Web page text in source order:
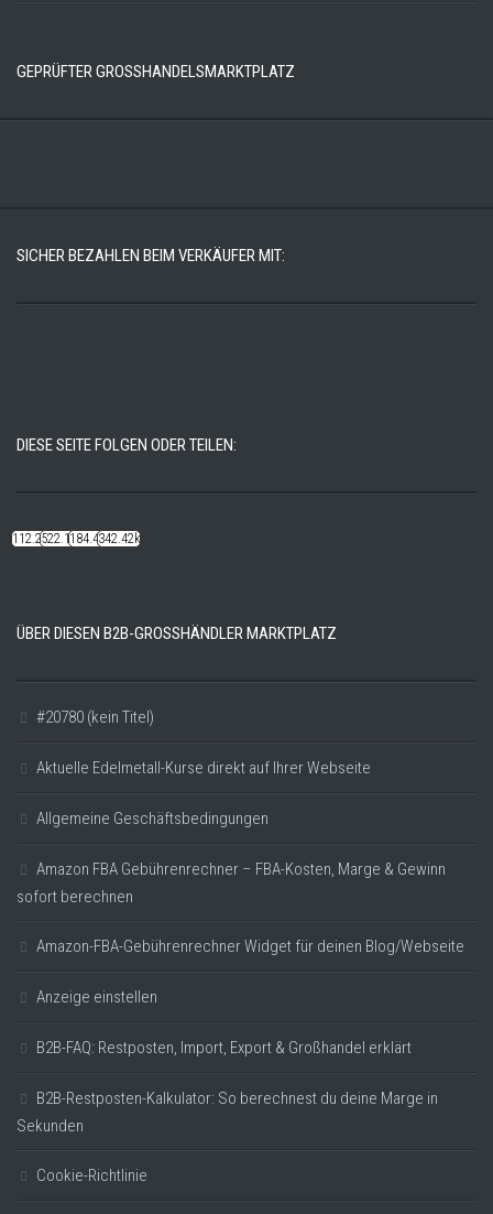
GEPRÜFTER GROSSHANDELSMARKTPLATZ
SICHER BEZAHLEN BEIM VERKÄUFER MIT:
DIESE SEITE FOLGEN ODER TEILEN:
112.22k522.14k184.48k342.42k
ÜBER DIESEN B2B-GROSSHÄNDLER MARKTPLATZ
#20780 (kein Titel)
Aktuelle Edelmetall-Kurse direkt auf Ihrer Webseite
Allgemeine Geschäftsbedingungen
Amazon FBA Gebührenrechner – FBA-Kosten, Marge & Gewinn
sofort berechnen
Amazon-FBA-Gebührenrechner Widget für deinen Blog/Webseite
Anzeige einstellen
B2B-FAQ: Restposten, Import, Export & Großhandel erklärt
B2B-Restposten-Kalkulator: So berechnest du deine Marge in
Sekunden
Cookie-Richtlinie